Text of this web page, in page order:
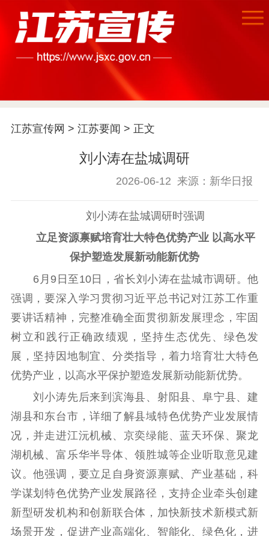
首页
江苏要闻
公示公告
信息公开制度
信息公开指南
告
政策法规
工作动态
理论武装
理论学习 宣传宣讲 研究阐释
哲学社科
社科强省 工作通知
成果集萃
新闻宣传
主题宣传 对外宣传
新闻发布
记者之家
品牌栏目
文化文艺
精品生产 文化惠民
文化传承
江苏宣传网 > 江苏要闻 > 正文
刘小涛在盐城调研
2026-06-12 来源：新华日报
刘小涛在盐城调研时强调
立足资源禀赋培育壮大特色优势产业 以高水平
保护塑造发展新动能新优势
6月9日至10日，省长刘小涛在盐城市调研。他
强调，要深入学习贯彻习近平总书记对江苏工作重
要讲话精神，完整准确全面贯彻新发展理念，牢固
树立和践行正确政绩观，坚持生态优先、绿色发
展，坚持因地制宜、分类指导，着力培育壮大特色
优势产业，以高水平保护塑造发展新动能新优势。
刘小涛先后来到滨海县、射阳县、阜宁县、建
湖县和东台市，详细了解县域特色优势产业发展情
况，并走进江沅机械、京奕绿能、蓝天环保、聚龙
湖机械、富乐华半导体、领胜城等企业听取意见建
议。他强调，要立足自身资源禀赋、产业基础，科
学谋划特色优势产业发展路径，支持企业牵头创建
新型研发机构和创新联合体，加快新技术新模式新
场景开发，促进产业高端化、智能化、绿色化，进